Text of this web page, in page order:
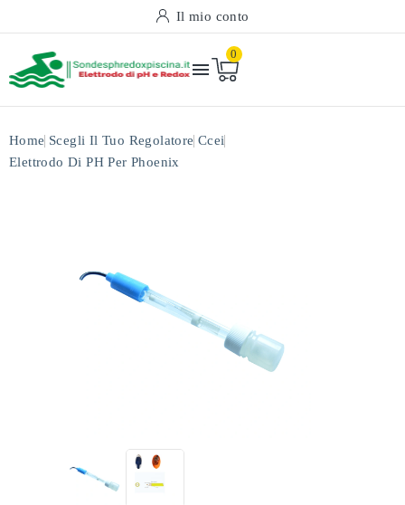
Il mio conto

0
Home Scegli Il Tuo Regolatore Ccei
Elettrodo Di PH Per Phoenix